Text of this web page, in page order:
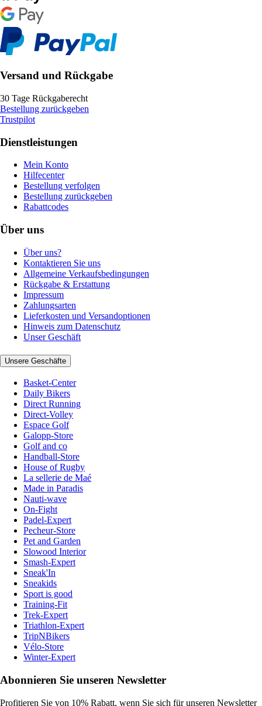
Versand und Rückgabe
30 Tage Rückgaberecht
Bestellung zurückgeben
Trustpilot
Dienstleistungen
Mein Konto
Hilfecenter
Bestellung verfolgen
Bestellung zurückgeben
Rabattcodes
Über uns
Über uns?
Kontaktieren Sie uns
Allgemeine Verkaufsbedingungen
Rückgabe & Erstattung
Impressum
Zahlungsarten
Lieferkosten und Versandoptionen
Hinweis zum Datenschutz
Unser Geschäft
Unsere Geschäfte
Basket-Center
Daily Bikers
Direct Running
Direct-Volley
Espace Golf
Galopp-Store
Golf and co
Handball-Store
House of Rugby
La sellerie de Maé
Made in Paradis
Nauti-wave
On-Fight
Padel-Expert
Pecheur-Store
Pet and Garden
Slowood Interior
Smash-Expert
Sneak'In
Sneakids
Sport is good
Training-Fit
Trek-Expert
Triathlon-Expert
TripNBikers
Vélo-Store
Winter-Expert
Abonnieren Sie unseren Newsletter
Profitieren Sie von 10% Rabatt, wenn Sie sich für unseren Newsletter